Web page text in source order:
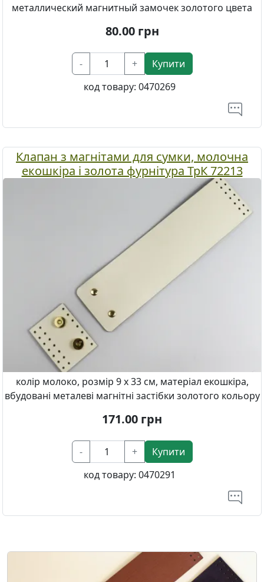
металлический магнитный замочек золотого цвета
80.00грн
- +
Купити
код товару: 0470269
Клапан з магнітами для сумки, молочна
екошкіра і золота фурнітура ТрК 72213
колір молоко, розмір 9 х 33 см, матеріал екошкіра,
вбудовані металеві магнітні застібки золотого кольору
171.00 грн
- +
Купити
код товару: 0470291